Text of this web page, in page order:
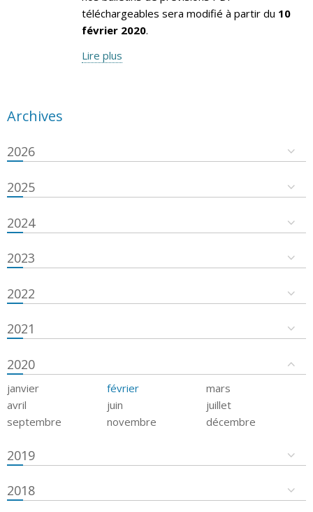
téléchargeables sera modifié à partir du 10
février 2020.
Lire plus
Archives
2026
2025
2024
2023
2022
2021
2020
janvier février
mars
avril
juin
juillet
septembre
novembre décembre
2019
2018